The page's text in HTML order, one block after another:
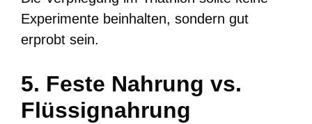
Experimente beinhalten, sondern gut
erprobt sein.
5. Feste Nahrung vs.
Flüssignahrung